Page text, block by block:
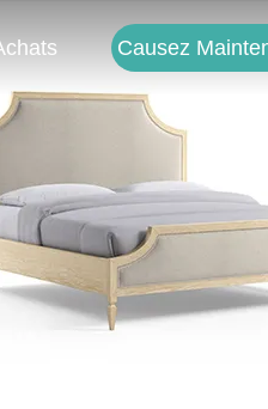
Causez